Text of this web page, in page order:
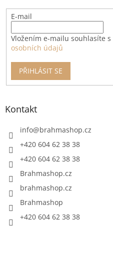
E-mail
Vložením e-mailu souhlasíte s
osobních údajů
PŘIHLÁSIT SE
Kontakt
info@brahmashop.cz
+420 604 62 38 38
+420 604 62 38 38
Brahmashop.cz
brahmashop.cz
Brahmashop
+420 604 62 38 38